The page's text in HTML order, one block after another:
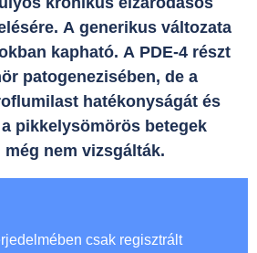
A generikus változata
kapható. A PDE-4 részt
patogenezisében, de a
hatékonyságát és
pikkelysömörös betegek
nem vizsgálták.
csak regisztrált